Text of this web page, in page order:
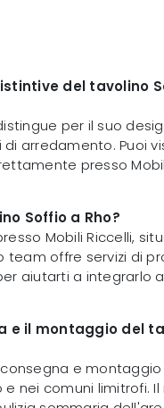
del tavolino
per il suo
arredamento. Puoi
presso
Soffio a Rho?
Mobili Riccelli,
team offre servizi di
aiutarti a integrarlo
e il montaggio del
consegna e
nei comuni limitrofi.